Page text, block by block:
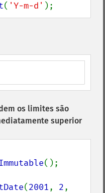
( 'Y-m-d' );
os limites são
superior
();
(2001, 2